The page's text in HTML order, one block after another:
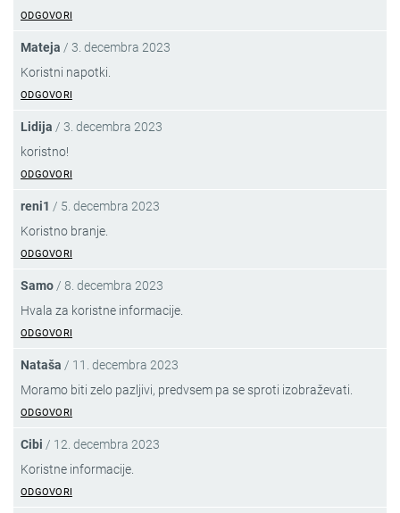
ODGOVORI
Mateja / 3. decembra 2023
Koristni napotki.
ODGOVORI
Lidija / 3. decembra 2023
koristno!
ODGOVORI
reni1 / 5. decembra 2023
Koristno branje.
ODGOVORI
Samo / 8. decembra 2023
Hvala za koristne informacije.
ODGOVORI
Nataša / 11. decembra 2023
Moramo biti zelo pazljivi, predvsem pa se sproti izobraževati.
ODGOVORI
Cibi / 12. decembra 2023
Koristne informacije.
ODGOVORI